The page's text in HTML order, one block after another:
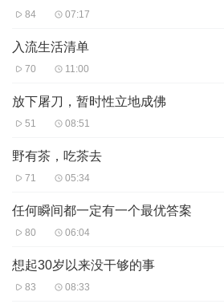
84 07:17
入流生活清单
70 11:00
放下屠刀，暂时性立地成佛
51 08:51
野有茶，吃茶去
71 05:34
任何瞬间都一定有一个最优答案
80 06:04
想起30岁以来没干够的事
83 08:33